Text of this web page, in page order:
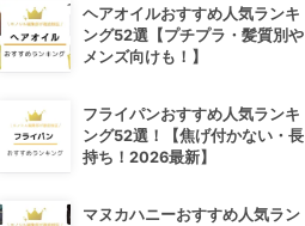
ヘアオイルおすすめ人気ランキ
ング52選【プチプラ・髪質別や
メンズ向けも！】
フライパンおすすめ人気ランキ
ング52選！【焦げ付かない・長
持ち！2026最新】
マヌカハニーおすすめ人気ラン